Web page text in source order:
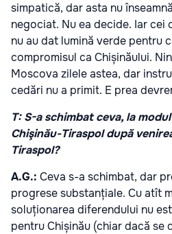
simpatică, dar asta nu
negociat. Nu ea decide. Iar cei
nu au dat lumină verde pentru
compromisul ca Chișinăului.
Moscova zilele astea, dar
cedări nu a primit. E prea
T: S-a schimbat ceva, la
Chişinău-Tiraspol după
Tiraspol?
A.G.: Ceva s-a schimbat, dar
progrese substanțiale. Cu atît
soluționarea diferendului nu
pentru Chișinău (chiar dacă se